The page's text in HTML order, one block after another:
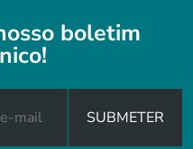
boletim
SUBMETER